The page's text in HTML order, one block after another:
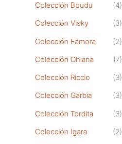
Colección Boudu
(4)
Colección Visky
(3)
Colección Famora
(2)
Colección Ohiana
(7)
Colección Riccio
(3)
Colección Garbia
(3)
Colección Tordita
(3)
Colección Igara
(2)